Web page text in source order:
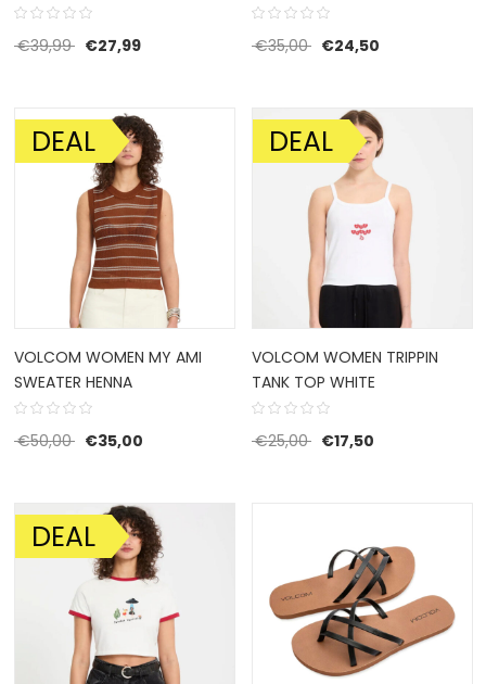
€39,99 Oorspronkelijke prijs was: €39,99.
€27,99Huidige prijs is: €27,99.
€35,00 Oorspronkelijke prijs
€24,50Huidige prijs
AANBIEDING!
DEAL
VOLCOM WOMEN MY AMI
SWEATER HENNA
€50,00 Oorspronkelijke prijs was: €50,00.
€35,00Huidige prijs is: €35,00.
AANBIEDING!
DEAL
VOLCOM WOMEN TRIPPIN
TANK TOP WHITE
€25,00 Oorspronkelijke prijs
€17,50Huidige prijs is:
AANBIEDING!
DEAL